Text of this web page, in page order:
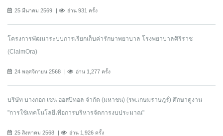
25 มีนาคม 2569 อ่าน 931 ครั้ง
โครงการพัฒนาระบบการเรียกเก็บค่ารักษาพยาบาล โรงพยาบาลศิริราช
(ClaimOra)
24 พฤศจิกายน 2568 อ่าน 1,277 ครั้ง
บริษัท บางกอก เซน ฮอสปิทอล จำกัด (มหาชน) (รพ.เกษมราษฎร์) ศึกษาดูงาน
"การใช้เทคโนโลยีเพื่อการบริหารจัดการงบประมาณ"
25 สิงหาคม 2568 อ่าน 1,926 ครั้ง